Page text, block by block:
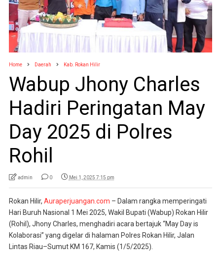
Home Daerah Kab. Rokan Hilir
Wabup Jhony Charles
Hadiri Peringatan May
Day 2025 di Polres
Rohil
admin 0 Mei 1, 2025 7:15 pm
Rokan Hilir, Auraperjuangan.com – Dalam rangka memperingati
Hari Buruh Nasional 1 Mei 2025, Wakil Bupati (Wabup) Rokan Hilir
(Rohil), Jhony Charles, menghadiri acara bertajuk “May Day is
Kolaborasi” yang digelar di halaman Polres Rokan Hilir, Jalan
Lintas Riau–Sumut KM 167, Kamis (1/5/2025).